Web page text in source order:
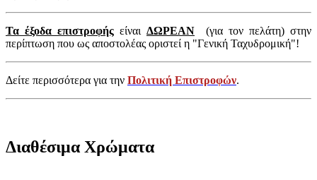
Τα έξοδα επιστροφής είναι ΔΩΡΕΑΝ (για τον πελάτη) στην
περίπτωση που ως αποστολέας οριστεί η "Γενική Ταχυδρομική"!
Δείτε περισσότερα για την Πολιτική Επιστροφών.
Διαθέσιμα Χρώματα